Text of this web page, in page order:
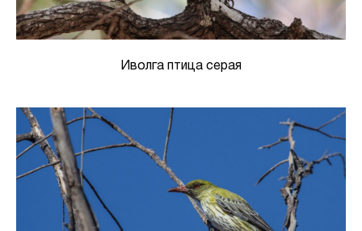
Иволга птица серая